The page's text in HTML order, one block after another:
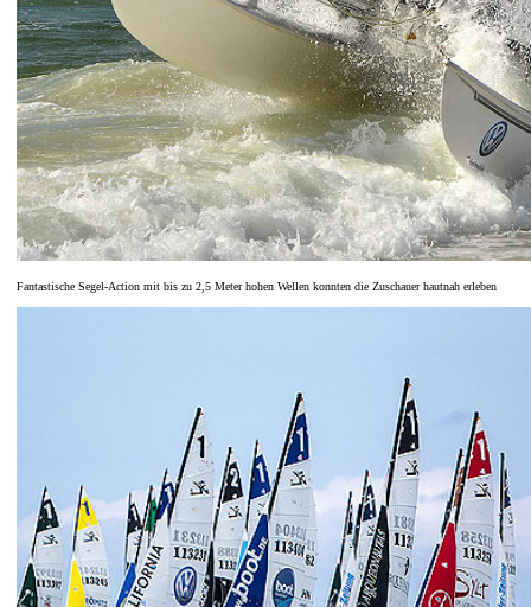
Fantastische Segel-Action mit bis zu 2,5 Meter hohen Wellen konnten die Zuschauer hautnah erleben